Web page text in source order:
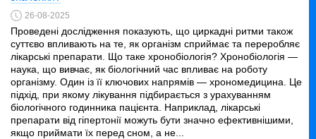
26-08-2025
Проведені дослідження показують, що циркадні ритми також
суттєво впливають на те, як організм сприймає та переробляє
лікарські препарати. Що таке хронобіологія? Хронобіологія —
наука, що вивчає, як біологічний час впливає на роботу
організму. Один із її ключових напрямів — хрономедицина. Це
підхід, при якому лікування підбирається з урахуванням
біологічного годинника пацієнта. Наприклад, лікарські
препарати від гіпертонії можуть бути значно ефективнішими,
якщо приймати їх перед сном, а не...